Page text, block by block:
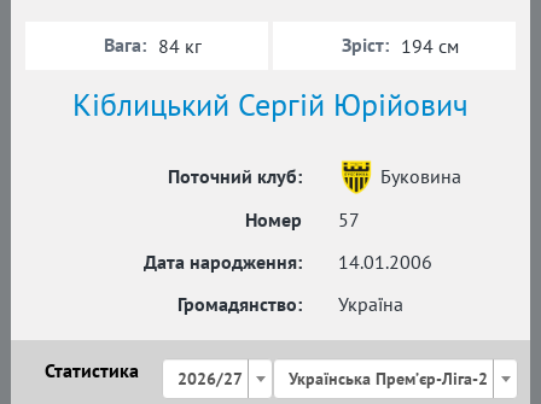
Кіблицький Сергій Юрійович
Поточний клуб:
Буковина
Номер
57
Дата народження:
14.01.2006
Громадянство:
Україна
Вага: 84 кг Зріст: 194 см
Статистика
2026/27 Українська Премʼєр-Ліга-2